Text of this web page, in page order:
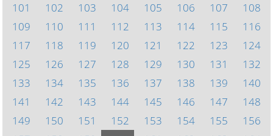
101
102 103 104 105 106 107
108
109
110 111 112 113 114 115
116
117
118 119 120 121 122 123
124
125
126 127 128 129 130 131
132
133
134 135 136 137 138 139
140
141
142 143 144 145 146 147
148
149
150 151 152 153 154 155
156